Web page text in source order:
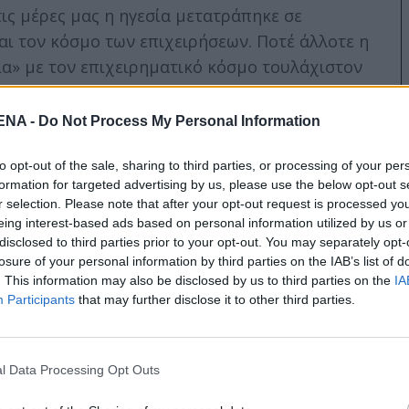
- Do Not Process My Personal Information
opt-out of the sale, sharing to third parties, or processing of your
for targeted advertising by us, please use the below opt-out
selection. Please note that after your opt-out request is processed
interest-based ads based on personal information utilized by us
to third parties prior to your opt-out. You may separately
of your personal information by third parties on the IAB’s list of
This information may also be disclosed by us to third parties on the
Participants that may further disclose it to other third parties.
Data Processing Opt Outs
μέρες μας η ηγεσία μετατράπηκε σε
τον κόσμο των επιχειρήσεων. Ποτέ άλλοτε η
με τον επιχειρηματικό κόσμο τουλάχιστον
ανθρώπων με το αποτέλεσμα του έργου
τους απέναντι στα πράγματα και της
να πάνε τα πράγματα κάπου αλλού
τοποθέτηση..υπήρχε ρίσκο και αξίες που
και αρκετά χρόνια μετά. Συχνά είχαν οι
να επηρεάσουν να διαμορφώσουν τα
από τη κοινωνία ούτε είχαν